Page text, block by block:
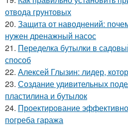
отвода грунтовых
20. Защита от наводнений:
нужен дренажный насос
21. Переделка бутылки в
способ
22. Алексей Глызин: лидер,
23. Создание удивительных
пластилина и бутылок
24. Проектирование
погреба гаража